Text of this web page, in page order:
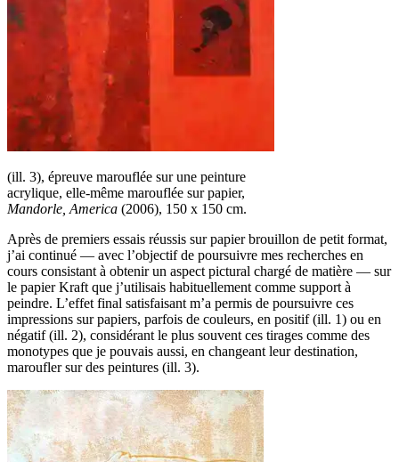
(ill. 3), épreuve marouflée sur une peinture
acrylique, elle-même marouflée sur papier,
Mandorle, America (2006), 150 x 150 cm.
Après de premiers essais réussis sur papier brouillon de petit format,
j’ai continué — avec l’objectif de poursuivre mes recherches en
cours consistant à obtenir un aspect pictural chargé de matière — sur
le papier Kraft que j’utilisais habituellement comme support à
peindre. L’effet final satisfaisant m’a permis de poursuivre ces
impressions sur papiers, parfois de couleurs, en positif (ill. 1) ou en
négatif (ill. 2), considérant le plus souvent ces tirages comme des
monotypes que je pouvais aussi, en changeant leur destination,
maroufler sur des peintures (ill. 3).